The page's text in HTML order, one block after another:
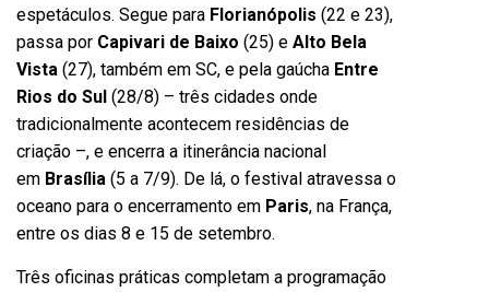
espetáculos. Segue para Florianópolis (22 e 23),
passa por Capivari de Baixo (25) e Alto Bela
Vista (27), também em SC, e pela gaúcha Entre
Rios do Sul (28/8) – três cidades onde
tradicionalmente acontecem residências de
criação –, e encerra a itinerância nacional
em Brasília (5 a 7/9). De lá, o festival atravessa o
oceano para o encerramento em Paris, na França,
entre os dias 8 e 15 de setembro.
Três oficinas práticas completam a programação